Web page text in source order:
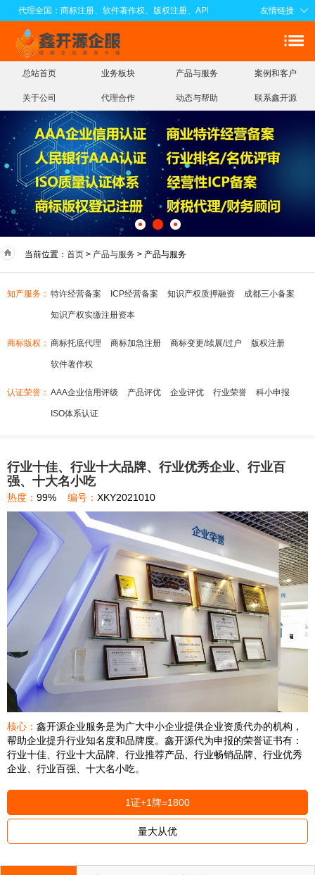
代理全国：商标注册、软件著作权、版权注册、APP电子版权、知识产权实缴注册
友情链接
总站首页 业务板块 产品与服务 案例和客户
关于公司 代理合作 动态与帮助 联系鑫开源
当前位置： 首页 > 产品与服务 > 产品与服务
知产服务： 特许经营备案 ICP经营备案 知识产权质押融资 成都三小备案
知识产权实缴注册资本
商标版权： 商标托底代理 商标加急注册 商标变更/续展/过户 版权注册
软件著作权
认证荣誉： AAA企业信用评级 产品评优 企业评优 行业荣誉 科小申报
ISO体系认证
行业十佳、行业十大品牌、行业优秀企业、行业百
强、十大名小吃
热度： 99% 编号： XKY2021010
核心： 鑫开源企业服务是为广大中小企业提供企业资质代办的机构，
帮助企业提升行业知名度和品牌度。鑫开源代为申报的荣誉证书有：
行业十佳、行业十大品牌、行业推荐产品、行业畅销品牌、行业优秀
企业、行业百强、十大名小吃。
1证+1牌=1800
量大从优